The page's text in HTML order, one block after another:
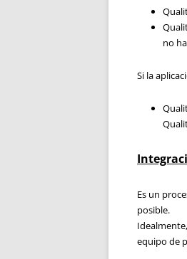
no
Si la
Es un
posible.
equipo de